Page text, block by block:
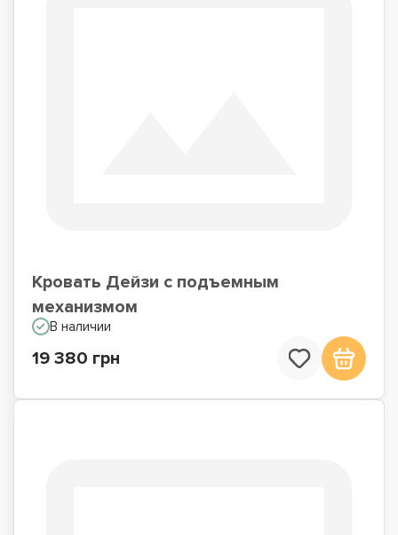
Кровать Дейзи с подъемным
механизмом
В наличии
19 380 грн